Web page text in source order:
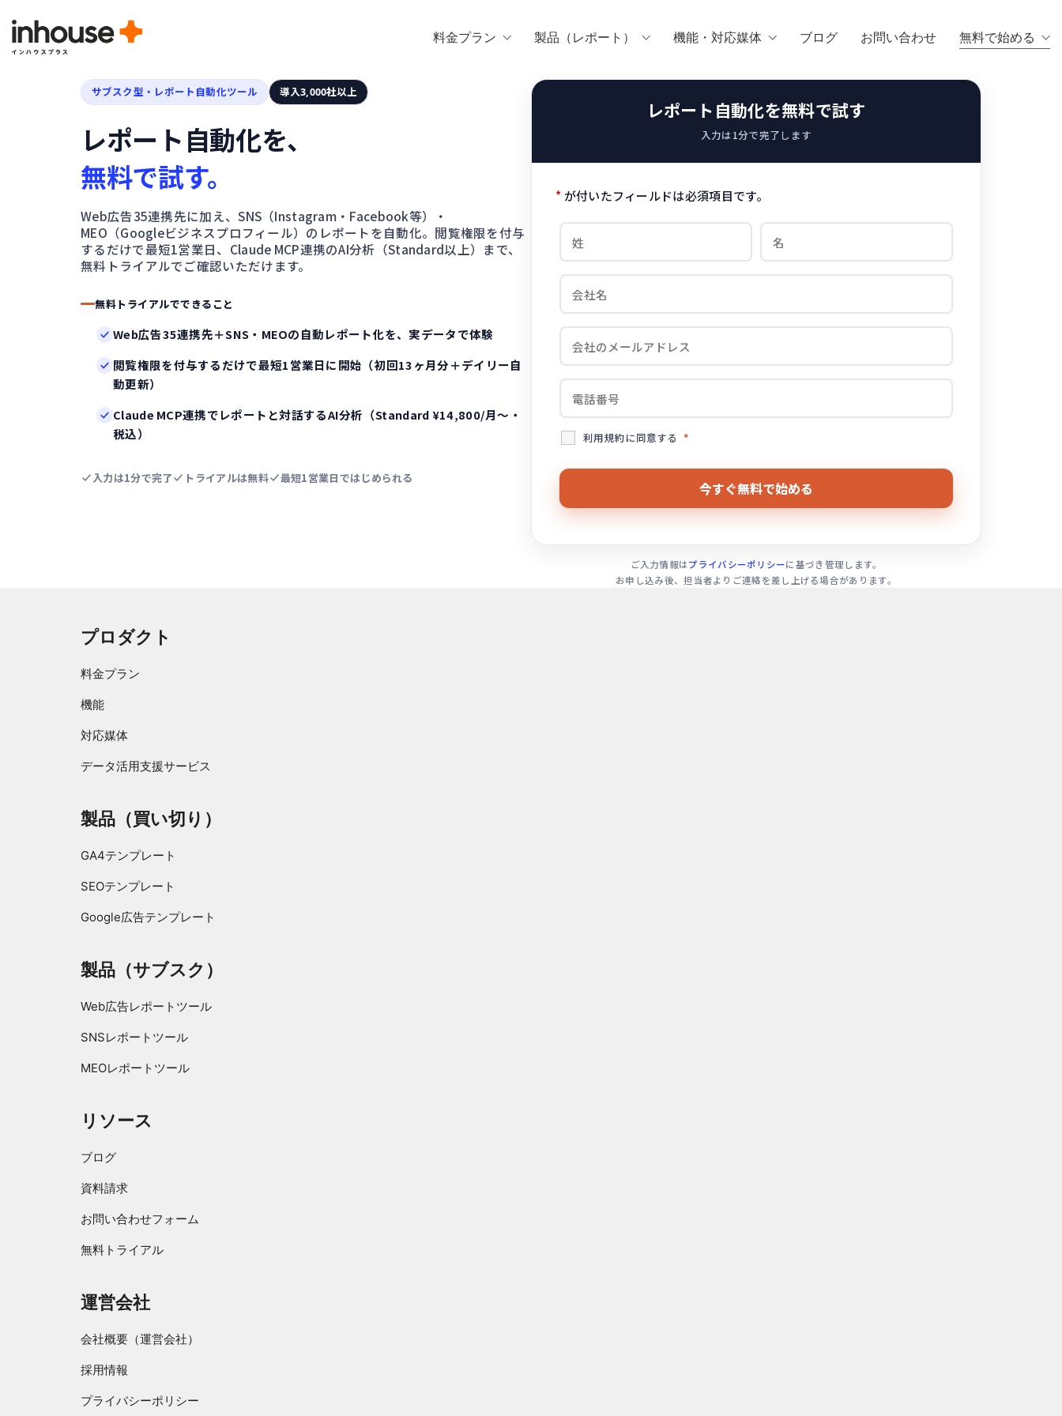
料金プラン 製品（レポート） 機能・対応媒体 ブログ お問い合わせ 無料で始める
サブスク型・レポート自動化ツール 導入3,000社以上
レポート自動化を、
無料で試す。
Web広告35連携先に加え、SNS（Instagram・Facebook等）・
MEO（Googleビジネスプロフィール）のレポートを自動化。閲覧権限を付与
するだけで最短1営業日、Claude MCP連携のAI分析（Standard以上）まで、
無料トライアルでご確認いただけます。
無料トライアルでできること
Web広告35連携先＋SNS・MEOの自動レポート化を、実データで体験
閲覧権限を付与するだけで最短1営業日に開始（初回13ヶ月分＋デイリー自
動更新）
Claude MCP連携でレポートと対話するAI分析（Standard ¥14,800/月〜・
税込）
入力は1分で完了 トライアルは無料 最短1営業日ではじめられる
レポート自動化を無料で試す
入力は1分で完了します
* が付いたフィールドは必須項目です。
利用規約に同意する *
ご入力情報はプライバシーポリシーに基づき管理します。
お申し込み後、担当者よりご連絡を差し上げる場合があります。
プロダクト
料金プラン
機能
対応媒体
データ活用支援サービス
製品（買い切り）
GA4テンプレート
SEOテンプレート
Google広告テンプレート
製品（サブスク）
Web広告レポートツール
SNSレポートツール
MEOレポートツール
リソース
ブログ
資料請求
お問い合わせフォーム
無料トライアル
運営会社
会社概要（運営会社）
採用情報
プライバシーポリシー